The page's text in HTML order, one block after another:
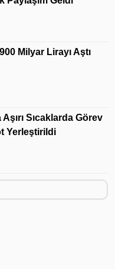
Milyar Lirayı Aştı
Sıcaklarda Görev
Yerleştirildi